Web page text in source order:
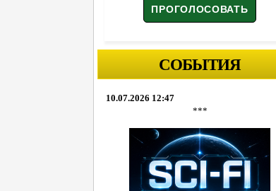
СОБЫТИЯ
10.07.2026 12:47
***